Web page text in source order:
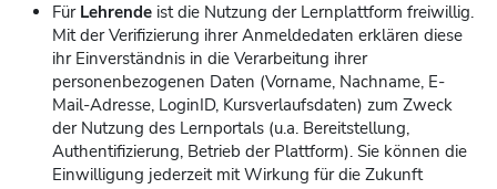
Für Lehrende ist die Nutzung der Lernplattform freiwillig.
Mit der Verifizierung ihrer Anmeldedaten erklären diese
ihr Einverständnis in die Verarbeitung ihrer
personenbezogenen Daten (Vorname, Nachname, E-
Mail-Adresse, LoginID, Kursverlaufsdaten) zum Zweck
der Nutzung des Lernportals (u.a. Bereitstellung,
Authentifizierung, Betrieb der Plattform). Sie können die
Einwilligung jederzeit mit Wirkung für die Zukunft